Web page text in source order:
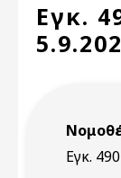
Εγκ.
Εγκ.